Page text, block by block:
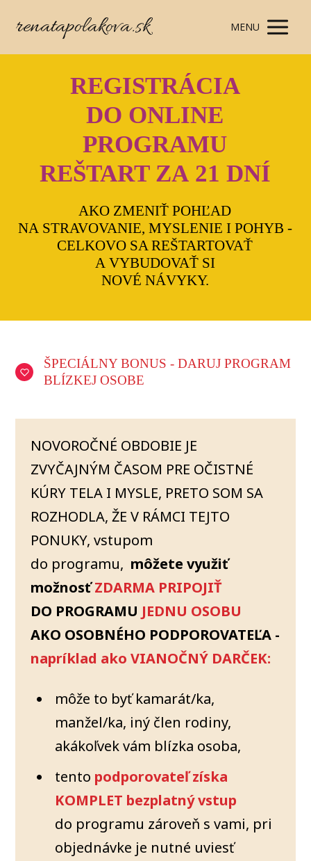
renatapolakova.sk MENU
REGISTRÁCIA
DO ONLINE
PROGRAMU
REŠTART ZA 21 DNÍ
AKO ZMENIŤ POHĽAD
NA STRAVOVANIE, MYSLENIE I POHYB -
CELKOVO SA REŠTARTOVAŤ
A VYBUDOVAŤ SI
NOVÉ NÁVYKY.
ŠPECIÁLNY BONUS - DARUJ PROGRAM
BLÍZKEJ OSOBE
NOVOROČNÉ OBDOBIE JE
ZVYČAJNÝM ČASOM PRE OČISTNÉ
KÚRY TELA I MYSLE, PRETO SOM SA
ROZHODLA, ŽE V RÁMCI TEJTO
PONUKY, vstupom
do programu, môžete využiť
možnosťZDARMA PRIPOJIŤ
DO PROGRAMU JEDNU OSOBU
AKO OSOBNÉHO PODPOROVATEĽA -
napríklad ako VIANOČNÝ DARČEK:
môže to byť kamarát/ka,
manžel/ka, iný člen rodiny,
akákoľvek vám blízka osoba,
tento podporovateľ získa
KOMPLET bezplatný vstup
do programu zároveň s vami, pri
objednávke je nutné uviesť